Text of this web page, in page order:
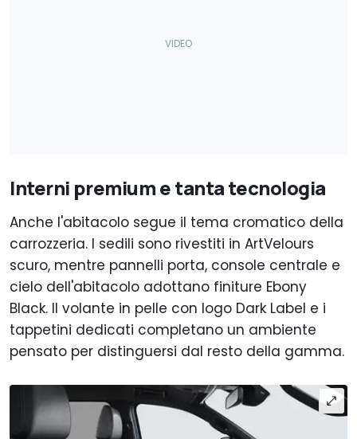
Interni premium e tanta tecnologia
Anche l'abitacolo segue il tema cromatico della
carrozzeria. I sedili sono rivestiti in ArtVelours
scuro, mentre pannelli porta, console centrale e
cielo dell'abitacolo adottano finiture Ebony
Black. Il volante in pelle con logo Dark Label e i
tappetini dedicati completano un ambiente
pensato per distinguersi dal resto della gamma.